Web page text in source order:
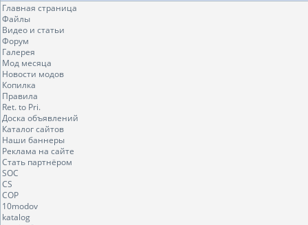
Главная страница
Файлы
Видео и статьи
Форум
Галерея
Мод месяца
Новости модов
Копилка
Правила
Ret. to Pri.
Доска объявлений
Каталог сайтов
Наши баннеры
Реклама на сайте
Стать партнёром
SOC
CS
COP
10modov
katalog